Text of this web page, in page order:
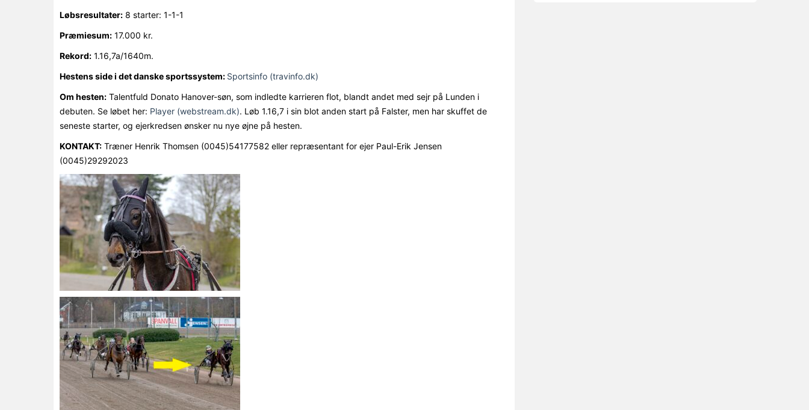
Løbsresultater:8 starter: 1-1-1
Præmiesum:17.000 kr.
Rekord:1.16,7a/1640m.
Hestens side i det danske sportssystem: Sportsinfo (travinfo.dk)
Om hesten:Talentfuld Donato Hanover-søn, som indledte karrieren flot, blandt andet med sejr på Lunden i
debuten. Se løbet her: Player (webstream.dk). Løb 1.16,7 i sin blot anden start på Falster, men har skuffet de
seneste starter, og ejerkredsen ønsker nu nye øjne på hesten.
KONTAKT:Træner Henrik Thomsen (0045)54177582 eller repræsentant for ejer Paul-Erik Jensen
(0045)29292023